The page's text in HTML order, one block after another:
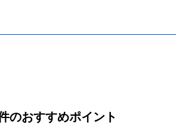
のおすすめポイント